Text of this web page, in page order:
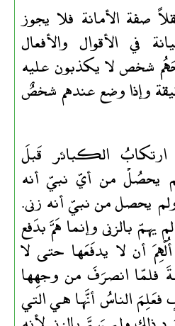
صفة الأمانة فلا يجوز
في الأقوال والأفعال
شخص لا يكذبون عليه
وإذا وضع عندهم شخصٌ
ارتكابُ الكبائر قَبلَ
يحصُلْ من أيّ نبيّ أنه
يحصل من نبيّ أنه زنى.
بالزنى وإنما هَمَّ بدَفع
أن لا يدفَعَها حتى لا
فلمّا انصرَفَ من وجهِها
الناسُ أنَّها هي التي